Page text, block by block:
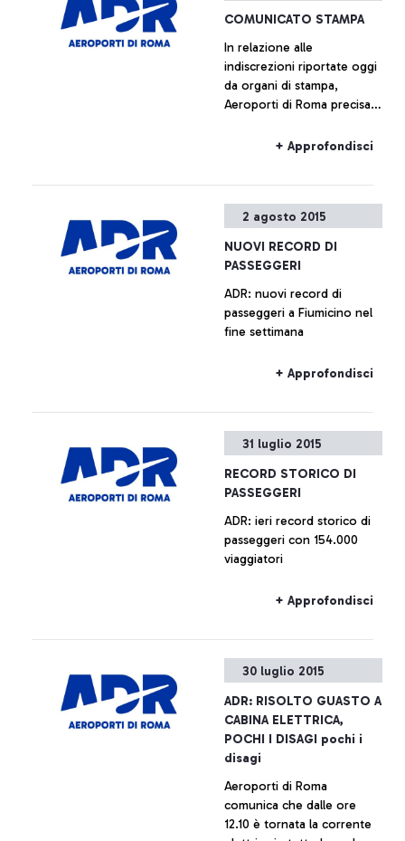
COMUNICATO STAMPA
In relazione alle
indiscrezioni riportate oggi
da organi di stampa,
Aeroporti di Roma precisa
di alcun piano immobiliare
all’interno del sedime
+ Approfondisci
2 agosto 2015
NUOVI RECORD DI
PASSEGGERI
ADR: nuovi record di
passeggeri a Fiumicino nel
fine settimana
+ Approfondisci
31 luglio 2015
RECORD STORICO DI
PASSEGGERI
ADR: ieri record storico di
passeggeri con 154.000
viaggiatori
+ Approfondisci
30 luglio 2015
ADR: RISOLTO GUASTO A
CABINA ELETTRICA,
POCHI I DISAGI pochi i
disagi
Aeroporti di Roma
comunica che dalle ore
12.10 è tornata la corrente